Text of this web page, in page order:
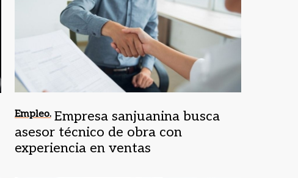
Empleo. Empresa sanjuanina busca
asesor técnico de obra con
experiencia en ventas